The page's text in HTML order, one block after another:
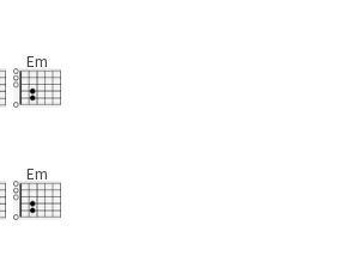
Em
Em